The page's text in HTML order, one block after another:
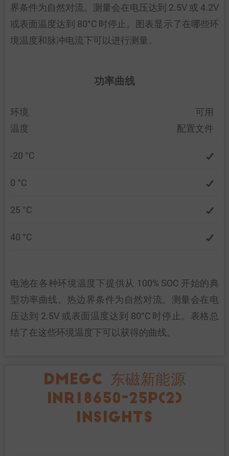
界条件为自然对流。测量会在电压达到 2.5V 或 4.2V
或表面温度达到 80°C 时停止。图表显示了在哪些环
境温度和脉冲电流下可以进行测量。
功率曲线
环境
温度
可用
配置文件
-20 °C
0 °C
25 °C
40 °C
电池在各种环境温度下提供从 100% SOC 开始的典
型功率曲线。热边界条件为自然对流。测量会在电
压达到 2.5V 或表面温度达到 80°C 时停止。表格总
结了在这些环境温度下可以获得的曲线。
DMEGC 东磁新能源
INR18650-25P(2)
INSIGHTS